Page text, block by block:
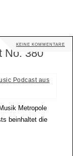
KEINE KOMMENTARE
No. 380
Podcast aus
Metropole
beinhaltet die